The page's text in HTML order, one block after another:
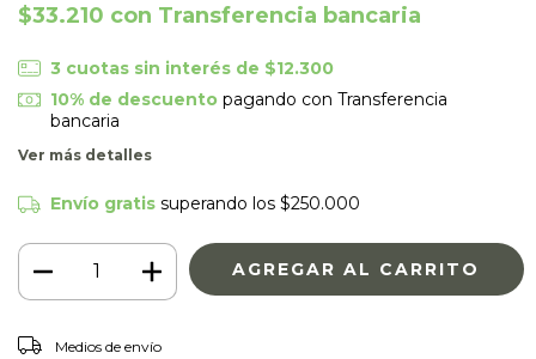
$33.210 con Transferencia bancaria
3 cuotas sin interés de $12.300
10% de descuento pagando con Transferencia
bancaria
Ver más detalles
Envío gratis superando los $250.000
Entregas para el CP:
Medios de envío